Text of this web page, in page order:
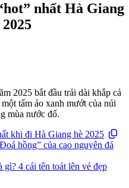
nhất Hà Giang
2025 bắt đầu trải dài khắp cả
tấm áo xanh mướt của núi
mùa nước đổ.
khi đi Hà Giang hè 2025
hồng” của cao nguyên đá
4 cái tên toát lên vẻ đẹp